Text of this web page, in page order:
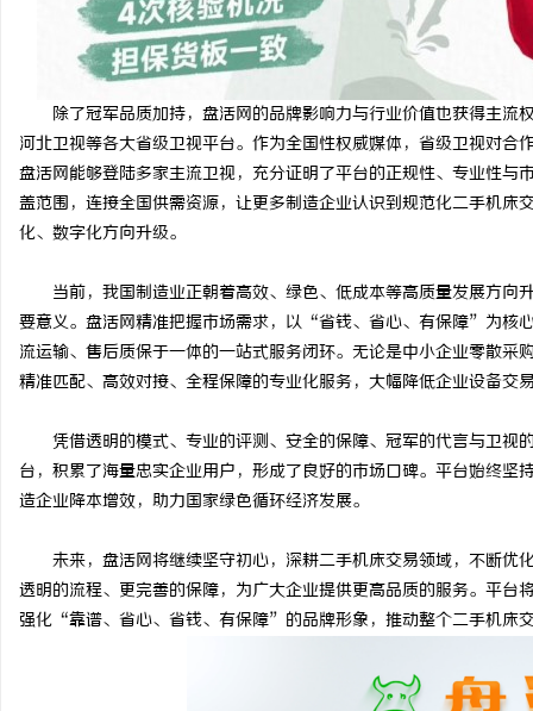
除了冠军品质加持，盘活网的品牌影响力与行业价值也获得主
河北卫视等各大省级卫视平台。作为全国性权威媒体，省级卫视对
盘活网能够登陆多家主流卫视，充分证明了平台的正规性、专业性
盖范围，连接全国供需资源，让更多制造企业认识到规范化二手机
化、数字化方向升级。
当前，我国制造业正朝着高效、绿色、低成本等高质量发展方
要意义。盘活网精准把握市场需求，以“省钱、省心、有保障”为核
流运输、售后质保于一体的一站式服务闭环。无论是中小企业零散
精准匹配、高效对接、全程保障的专业化服务，大幅降低企业设备交
凭借透明的模式、专业的评测、安全的保障、冠军的代言与卫
台，积累了海量忠实企业用户，形成了良好的市场口碑。平台始终
造企业降本增效，助力国家绿色循环经济发展。
未来，盘活网将继续坚守初心，深耕二手机床交易领域，不断
透明的流程、更完善的保障，为广大企业提供更高品质的服务。平
强化“靠谱、省心、省钱、有保障”的品牌形象，推动整个二手机床